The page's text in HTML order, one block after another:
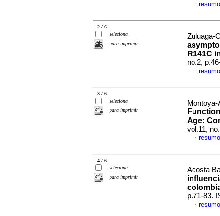
·
2 / 6
seleciona
para imprimir
Zuluaga-
R141C
no.2,
·
3 / 6
seleciona
para imprimir
Age:
vol.11,
·
4 / 6
seleciona
para imprimir
Acosta
p.71-83.
·